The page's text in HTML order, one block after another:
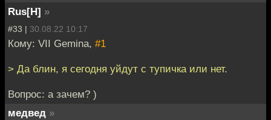
Rus[H] »
#33 | 30.08.22 10:17
Кому: VII Gemina, #1
> Да блин, я сегодня уйдут с тупичка или нет.
Вопрос: а зачем? )
медвед »